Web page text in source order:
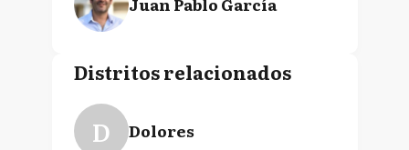
Distritos relacionados
D Dolores